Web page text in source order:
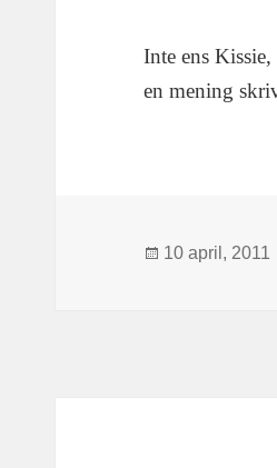
Inte ens
en mening
Postat
10 april, 2011